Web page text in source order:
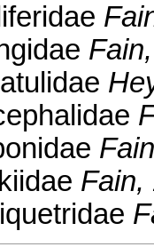
Fain,